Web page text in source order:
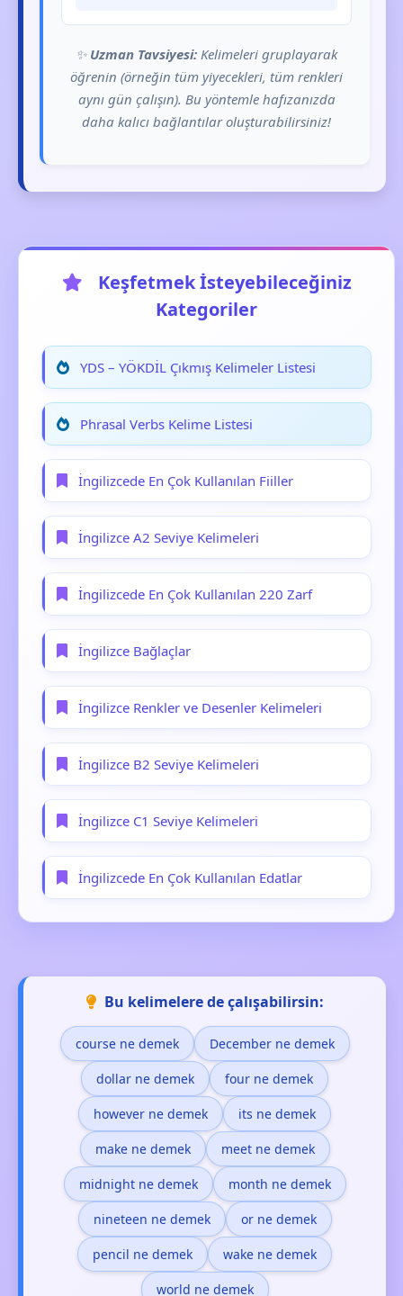
✨ Uzman Tavsiyesi: Kelimeleri gruplayarak
öğrenin (örneğin tüm yiyecekleri, tüm renkleri
aynı gün çalışın). Bu yöntemle hafızanızda
daha kalıcı bağlantılar oluşturabilirsiniz!
Keşfetmek İsteyebileceğiniz
Kategoriler
YDS – YÖKDİL Çıkmış Kelimeler Listesi
Phrasal Verbs Kelime Listesi
İngilizcede En Çok Kullanılan Fiiller
İngilizce A2 Seviye Kelimeleri
İngilizcede En Çok Kullanılan 220 Zarf
İngilizce Bağlaçlar
İngilizce Renkler ve Desenler Kelimeleri
İngilizce B2 Seviye Kelimeleri
İngilizce C1 Seviye Kelimeleri
İngilizcede En Çok Kullanılan Edatlar
Bu kelimelere de çalışabilirsin:
course ne demek December ne demek
dollar ne demek four ne demek
however ne demek its ne demek
make ne demek meet ne demek
midnight ne demek month ne demek
nineteen ne demek or ne demek
pencil ne demek wake ne demek
world ne demek